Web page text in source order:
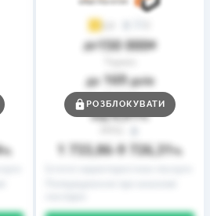
%
3,9
до150 000₴
до 169днів
Ставка
від0,01%
1 733,86– 9 726,31%
РОЗБЛОКУВАТИ